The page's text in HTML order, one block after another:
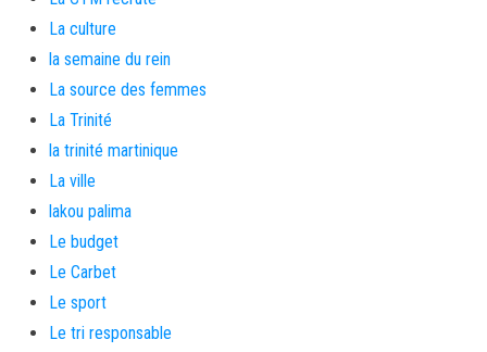
La culture
la semaine du rein
La source des femmes
La Trinité
la trinité martinique
La ville
lakou palima
Le budget
Le Carbet
Le sport
Le tri responsable